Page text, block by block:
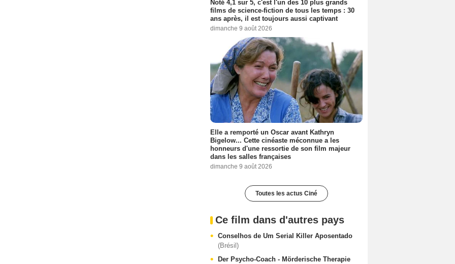
Noté 4,1 sur 5, c'est l'un des 10 plus grands
films de science-fiction de tous les temps : 30
ans après, il est toujours aussi captivant
dimanche 9 août 2026
Elle a remporté un Oscar avant Kathryn
Bigelow... Cette cinéaste méconnue a les
honneurs d'une ressortie de son film majeur
dans les salles françaises
dimanche 9 août 2026
Toutes les actus Ciné
Ce film dans d'autres pays
Conselhos de Um Serial Killer Aposentado
(Brésil)
Der Psycho-Coach - Mörderische Therapie